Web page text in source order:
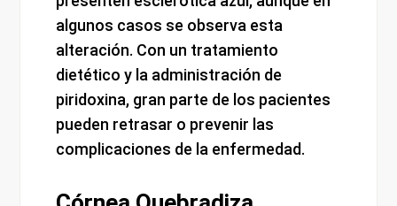
algunos casos se observa esta
alteración. Con un tratamiento
dietético y la administración de
piridoxina, gran parte de los pacientes
pueden retrasar o prevenir las
complicaciones de la enfermedad.